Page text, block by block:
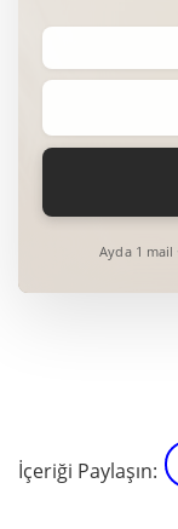
Ayda 1 mail
İçeriği Paylaşın: